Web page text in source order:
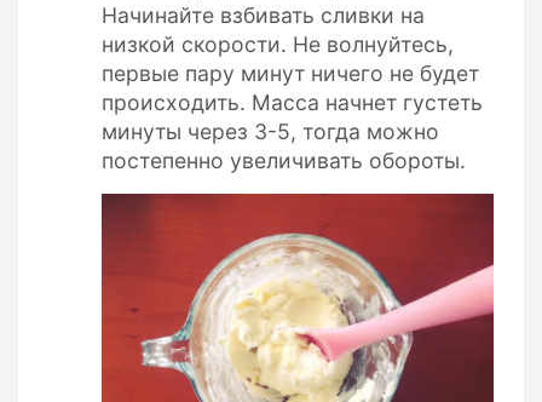
Начинайте взбивать сливки на
низкой скорости. Не волнуйтесь,
первые пару минут ничего не будет
происходить. Масса начнет густеть
минуты через 3-5, тогда можно
постепенно увеличивать обороты.